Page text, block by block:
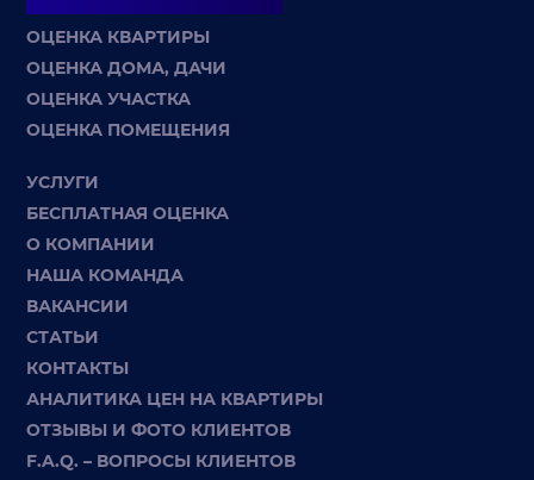
ОЦЕНКА КВАРТИРЫ
ОЦЕНКА ДОМА, ДАЧИ
ОЦЕНКА УЧАСТКА
ОЦЕНКА ПОМЕЩЕНИЯ
УСЛУГИ
БЕСПЛАТНАЯ ОЦЕНКА
О КОМПАНИИ
НАША КОМАНДА
ВАКАНСИИ
СТАТЬИ
КОНТАКТЫ
АНАЛИТИКА ЦЕН НА КВАРТИРЫ
ОТЗЫВЫ И ФОТО КЛИЕНТОВ
F.A.Q. – ВОПРОСЫ КЛИЕНТОВ